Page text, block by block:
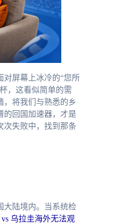
对屏幕上冰冷的“您所
，这看似简单的需
，将我们与熟悉的乡
的回国加速器，才是
次失败中，找到那条
大陆境内。当系统检
乌拉圭海外无法观